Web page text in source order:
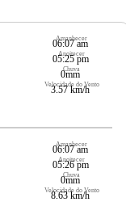
Amanhecer
06:07 am
Anoitecer
05:25 pm
Chuva
0mm
Velocidade do Vento
3.57 km/h
Amanhecer
06:07 am
Anoitecer
05:26 pm
Chuva
0mm
Velocidade do Vento
8.63 km/h